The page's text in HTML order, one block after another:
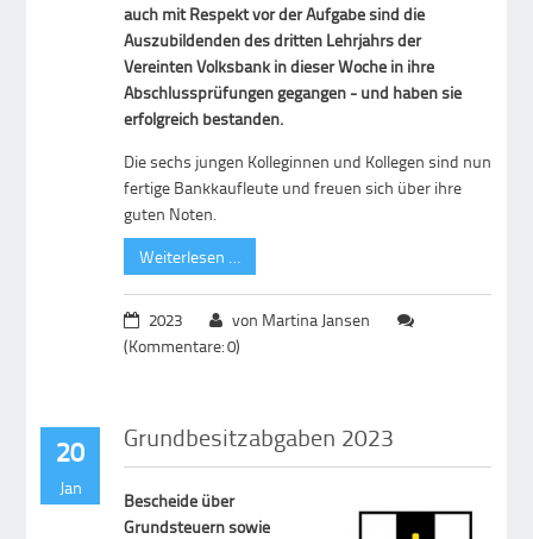
auch mit Respekt vor der Aufgabe sind die
Auszubildenden des dritten Lehrjahrs der
Vereinten Volksbank in dieser Woche in ihre
Abschlussprüfungen gegangen - und haben sie
erfolgreich bestanden.
Die sechs jungen Kolleginnen und Kollegen sind nun
fertige Bankkaufleute und freuen sich über ihre
guten Noten.
Weiterlesen …
2023
von Martina Jansen
(Kommentare: 0)
20
Jan
Grundbesitzabgaben 2023
Bescheide über
Grundsteuern sowie